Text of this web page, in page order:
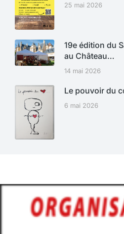
25 mai 2026
19e édition du
au Château…
14 mai 2026
Le pouvoir du
6 mai 2026